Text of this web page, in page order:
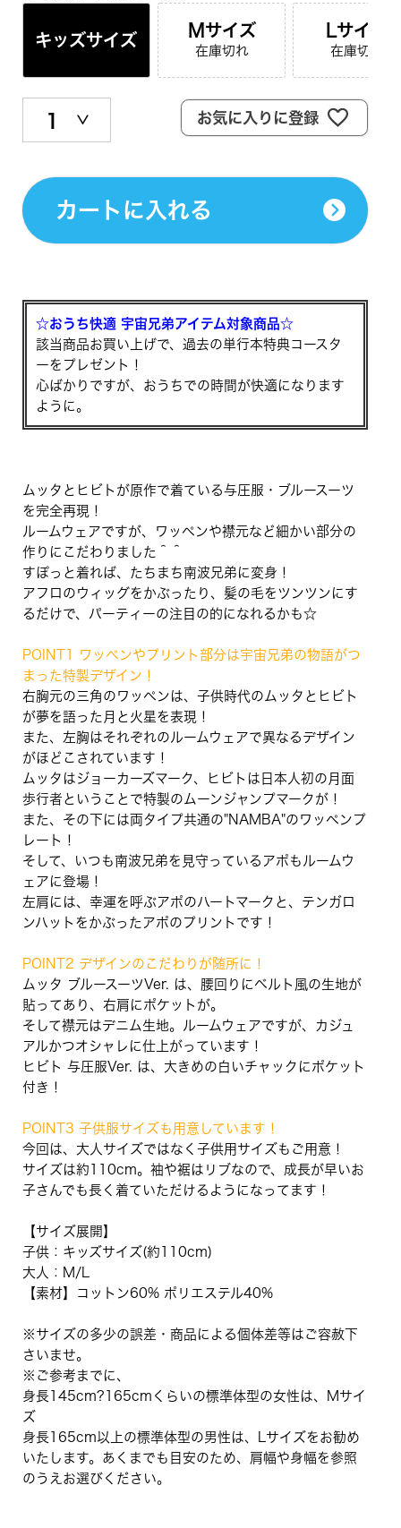
キッズサイズ
Mサイズ
在庫切れ
Lサイズ
在庫切れ
お気に入りに登録
カートに入れる
☆おうち快適 宇宙兄弟アイテム対象商品☆
該当商品お買い上げで、過去の単行本特典コースタ
ーをプレゼント！
心ばかりですが、おうちでの時間が快適になります
ように。
ムッタとヒビトが原作で着ている与圧服・ブルースーツ
を完全再現！
ルームウェアですが、ワッペンや襟元など細かい部分の
作りにこだわりました＾＾
すぽっと着れば、たちまち南波兄弟に変身！
アフロのウィッグをかぶったり、髪の毛をツンツンにす
るだけで、パーティーの注目の的になれるかも☆
POINT1 ワッペンやプリント部分は宇宙兄弟の物語がつ
まった特製デザイン！
右胸元の三角のワッペンは、子供時代のムッタとヒビト
が夢を語った月と火星を表現！
また、左胸はそれぞれのルームウェアで異なるデザイン
がほどこされています！
ムッタはジョーカーズマーク、ヒビトは日本人初の月面
歩行者ということで特製のムーンジャンプマークが！
また、その下には両タイプ共通の"NAMBA"のワッペンプ
レート！
そして、いつも南波兄弟を見守っているアポもルームウ
ェアに登場！
左肩には、幸運を呼ぶアポのハートマークと、テンガロ
ンハットをかぶったアポのプリントです！
POINT2 デザインのこだわりが随所に！
ムッタ ブルースーツVer. は、腰回りにベルト風の生地が
貼ってあり、右肩にポケットが。
そして襟元はデニム生地。ルームウェアですが、カジュ
アルかつオシャレに仕上がっています！
ヒビト 与圧服Ver. は、大きめの白いチャックにポケット
付き！
POINT3 子供服サイズも用意しています！
今回は、大人サイズではなく子供用サイズもご用意！
サイズは約110cm。袖や裾はリブなので、成長が早いお
子さんでも長く着ていただけるようになってます！
【サイズ展開】
子供：キッズサイズ(約110cm)
大人：M/L
【素材】コットン60% ポリエステル40%
※サイズの多少の誤差・商品による個体差等はご容赦下
さいませ。
※ご参考までに、
身長145cm?165cmくらいの標準体型の女性は、Mサイ
ズ
身長165cm以上の標準体型の男性は、Lサイズをお勧め
いたします。あくまでも目安のため、肩幅や身幅を参照
のうえお選びください。